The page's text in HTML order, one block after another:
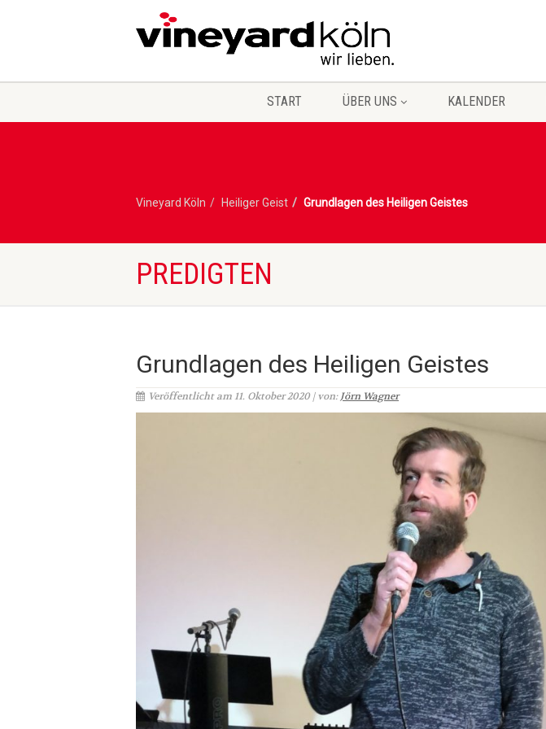
START ÜBER UNS KALENDER
Vineyard Köln Heiliger Geist Grundlagen des Heiligen Geistes
PREDIGTEN
Grundlagen des Heiligen Geistes
Veröffentlicht am 11. Oktober 2020 | von:Jörn Wagner